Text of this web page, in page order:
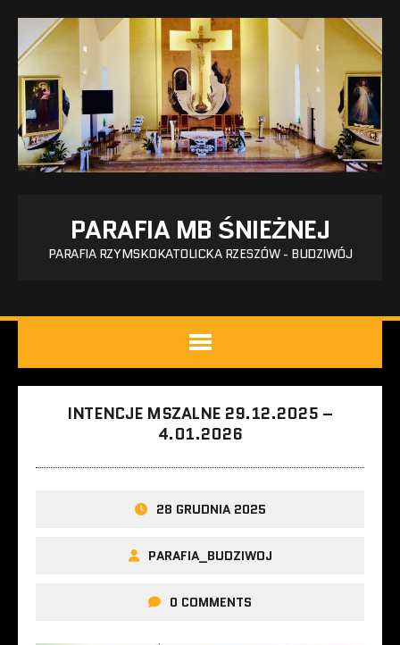
PARAFIA MB ŚNIEŻNEJ
PARAFIA RZYMSKOKATOLICKA RZESZÓW - BUDZIWÓJ
INTENCJE MSZALNE 29.12.2025 –
4.01.2026
28 GRUDNIA 2025
PARAFIA_BUDZIWOJ
0 COMMENTS